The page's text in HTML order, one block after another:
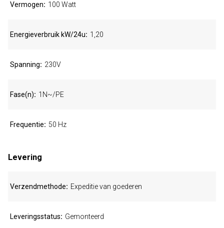
Vermogen 100 Watt
Energieverbruik kW/24u 1,20
Spanning 230V
Fase(n) 1N~/PE
Frequentie 50 Hz
Levering
Verzendmethode Expeditie van goederen
Leveringsstatus Gemonteerd